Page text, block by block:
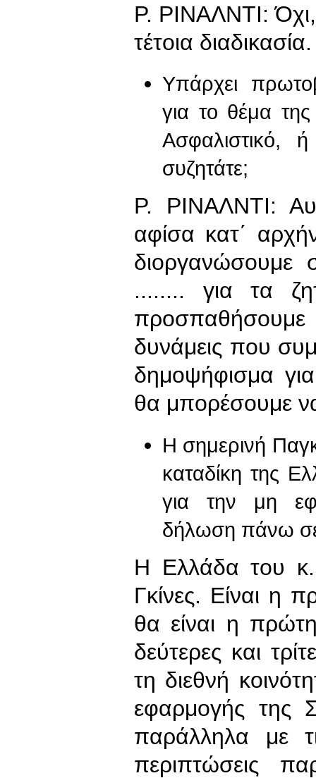
Ρ. ΡΙΝΑΛΝΤΙ: Όχι,
τέτοια διαδικασία.
Υπάρχει
για το θέμα
Ασφαλιστικό,
συζητάτε;
Ρ. ΡΙΝΑΛΝΤΙ:
αφίσα κατ΄
διοργανώσουμε
........ για τα
προσπαθήσουμε
δυνάμεις που
δημοψήφισμα
θα μπορέσουμε
Η σημερινή
καταδίκη της
για την μη
δήλωση πάνω
Η Ελλάδα του κ.
Γκίνες. Είναι η
θα είναι η
δεύτερες και
τη διεθνή
εφαρμογής της
παράλληλα με
περιπτώσεις